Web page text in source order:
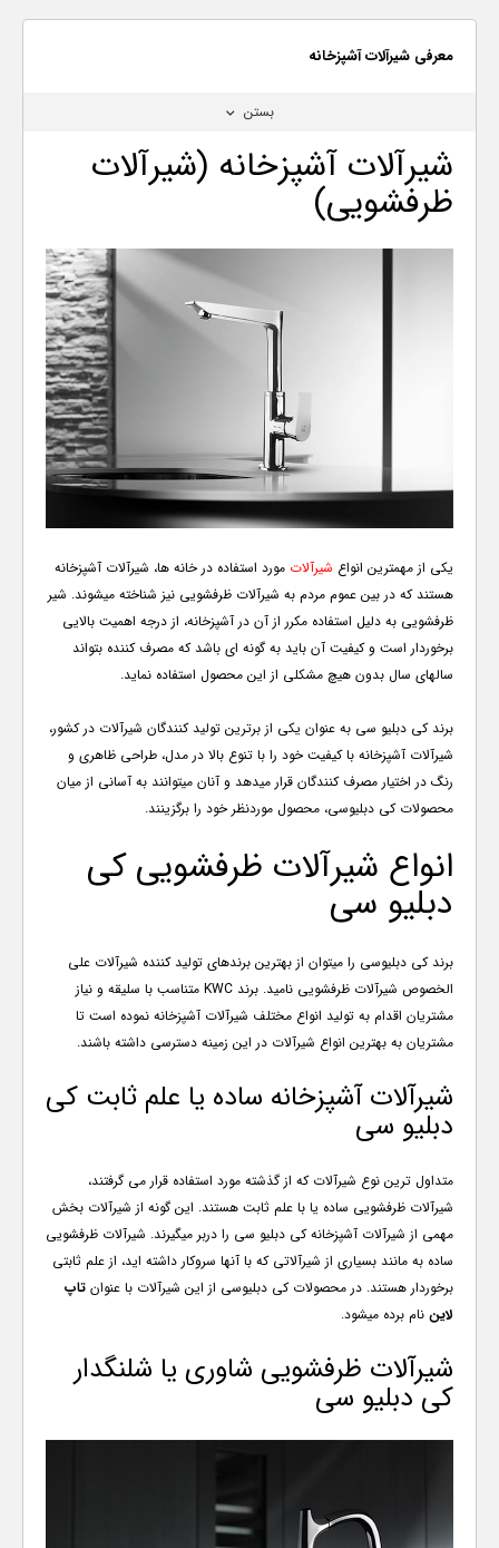
معرفی شیرآلات آشپزخانه
بستن
شیرآلات آشپزخانه (شیرآلات
ظرفشویی)
یکی از مهمترین انواع شیرآلات مورد استفاده در خانه ها، شیرآلات آشپزخانه
هستند که در بین عموم مردم به شیرآلات ظرفشویی نیز شناخته میشوند. شیر
ظرفشویی به دلیل استفاده مکرر از آن در آشپزخانه، از درجه اهمیت بالایی
برخوردار است و کیفیت آن باید به گونه ای باشد که مصرف کننده بتواند
سالهای سال بدون هیچ مشکلی از این محصول استفاده نماید.
برند کی دبلیو سی به عنوان یکی از برترین تولید کنندگان شیرآلات در کشور،
شیرآلات آشپزخانه با کیفیت خود را با تنوع بالا در مدل، طراحی ظاهری و
رنگ در اختیار مصرف کنندگان قرار میدهد و آنان میتوانند به آسانی از میان
محصولات کی دبلیوسی، محصول موردنظر خود را برگزینند.
انواع شیرآلات ظرفشویی کی
دبلیو سی
برند کی دبلیوسی را میتوان از بهترین برندهای تولید کننده شیرآلات علی
الخصوص شیرآلات ظرفشویی نامید. برند KWC متناسب با سلیقه و نیاز
مشتریان اقدام به تولید انواع مختلف شیرآلات آشپزخانه نموده است تا
مشتریان به بهترین انواع شیرآلات در این زمینه دسترسی داشته باشند.
شیرآلات آشپزخانه ساده یا علم ثابت کی
دبلیو سی
متداول ترین نوع شیرآلات که از گذشته مورد استفاده قرار می گرفتند،
شیرآلات ظرفشویی ساده یا با علم ثابت هستند. این گونه از شیرآلات بخش
مهمی از شیرآلات آشپزخانه کی دبلیو سی را دربر میگیرند. شیرآلات ظرفشویی
ساده به مانند بسیاری از شیرآلاتی که با آنها سروکار داشته اید، از علم ثابتی
برخوردار هستند. در محصولات کی دبلیوسی از این شیرآلات با عنوان تاپ
لاین نام برده میشود.
شیرآلات ظرفشویی شاوری یا شلنگدار
کی دبلیو سی